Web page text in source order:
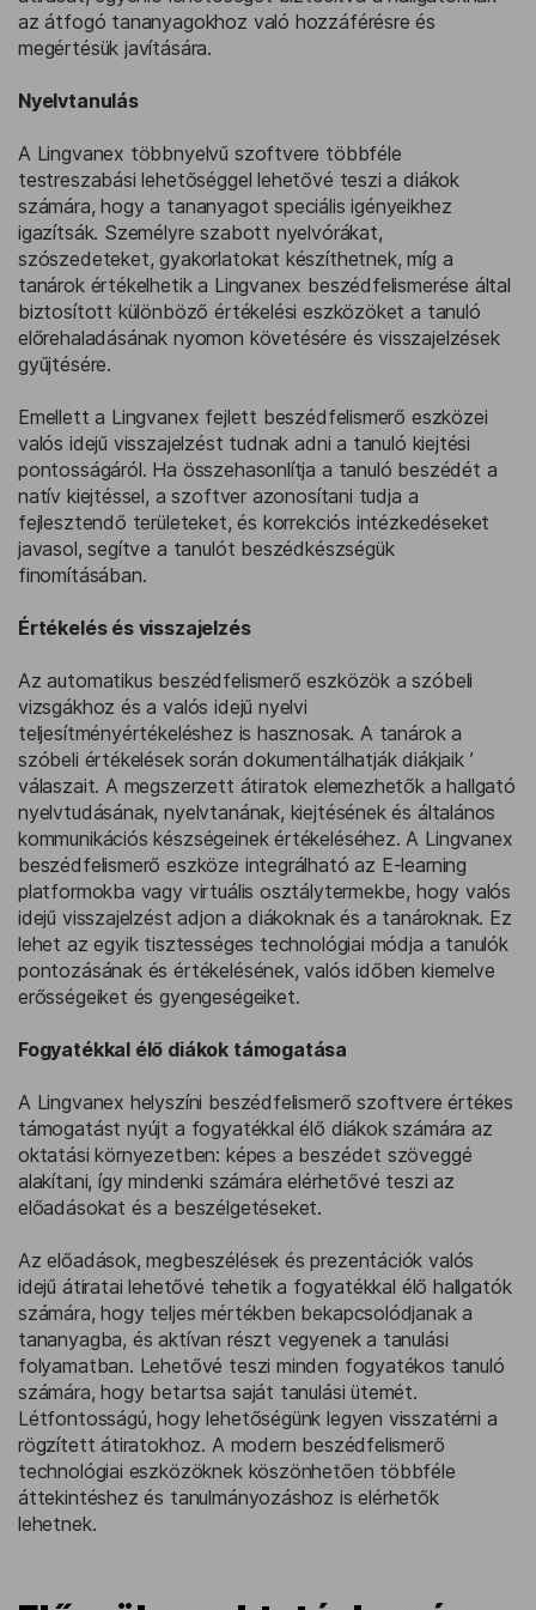
az átfogó tananyagokhoz való hozzáférésre és
megértésük javítására.
Nyelvtanulás
A Lingvanex többnyelvű szoftvere többféle
testreszabási lehetőséggel lehetővé teszi a diákok
számára, hogy a tananyagot speciális igényeikhez
igazítsák. Személyre szabott nyelvórákat,
szószedeteket, gyakorlatokat készíthetnek, míg a
tanárok értékelhetik a Lingvanex beszédfelismerése által
biztosított különböző értékelési eszközöket a tanuló
előrehaladásának nyomon követésére és visszajelzések
gyűjtésére.
Emellett a Lingvanex fejlett beszédfelismerő eszközei
valós idejű visszajelzést tudnak adni a tanuló kiejtési
pontosságáról. Ha összehasonlítja a tanuló beszédét a
natív kiejtéssel, a szoftver azonosítani tudja a
fejlesztendő területeket, és korrekciós intézkedéseket
javasol, segítve a tanulót beszédkészségük
finomításában.
Értékelés és visszajelzés
Az automatikus beszédfelismerő eszközök a szóbeli
vizsgákhoz és a valós idejű nyelvi
teljesítményértékeléshez is hasznosak. A tanárok a
szóbeli értékelések során dokumentálhatják diákjaik ’
válaszait. A megszerzett átiratok elemezhetők a hallgató
nyelvtudásának, nyelvtanának, kiejtésének és általános
kommunikációs készségeinek értékeléséhez. A Lingvanex
beszédfelismerő eszköze integrálható az E-learning
platformokba vagy virtuális osztálytermekbe, hogy valós
idejű visszajelzést adjon a diákoknak és a tanároknak. Ez
lehet az egyik tisztességes technológiai módja a tanulók
pontozásának és értékelésének, valós időben kiemelve
erősségeiket és gyengeségeiket.
Fogyatékkal élő diákok támogatása
A Lingvanex helyszíni beszédfelismerő szoftvere értékes
támogatást nyújt a fogyatékkal élő diákok számára az
oktatási környezetben: képes a beszédet szöveggé
alakítani, így mindenki számára elérhetővé teszi az
előadásokat és a beszélgetéseket.
Az előadások, megbeszélések és prezentációk valós
idejű átiratai lehetővé tehetik a fogyatékkal élő hallgatók
számára, hogy teljes mértékben bekapcsolódjanak a
tananyagba, és aktívan részt vegyenek a tanulási
folyamatban. Lehetővé teszi minden fogyatékos tanuló
számára, hogy betartsa saját tanulási ütemét.
Létfontosságú, hogy lehetőségünk legyen visszatérni a
rögzített átiratokhoz. A modern beszédfelismerő
technológiai eszközöknek köszönhetően többféle
áttekintéshez és tanulmányozáshoz is elérhetők
lehetnek.